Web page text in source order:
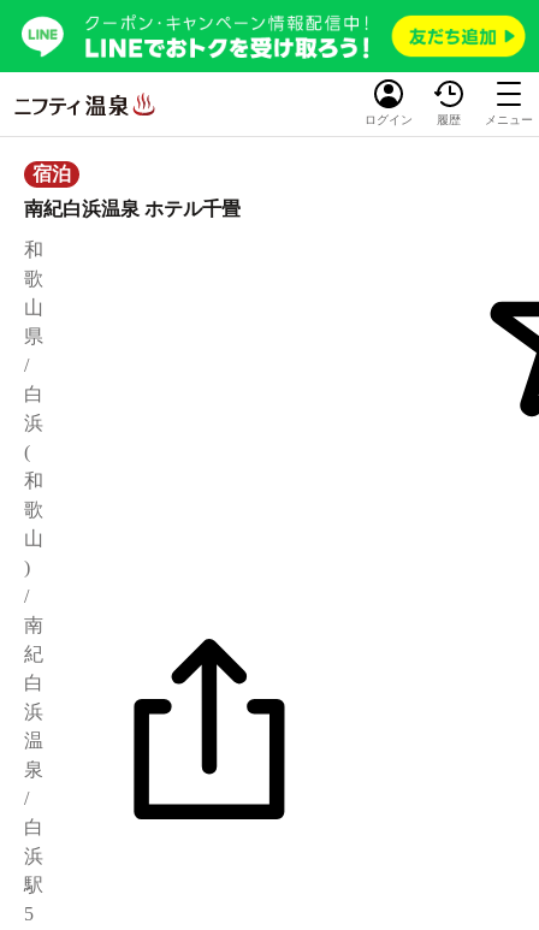
ログイン 履歴 メニュー
宿泊
南紀白浜温泉 ホテル千畳
和
歌
山
県
/
白
浜
(
和
歌
山
)
/
南
紀
白
浜
温
泉
/
白
浜
駅
5